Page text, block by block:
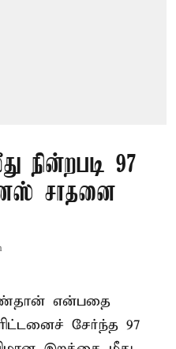
நின்றபடி 97
சாதனை
என்பதை
சேர்ந்த 97